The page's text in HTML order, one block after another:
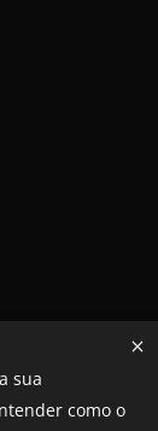
sua
como o